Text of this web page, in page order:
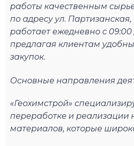
работы качественным
по адресу ул.
работает ежедневно с 09:00
предлагая клиентам
закупок.
Основные направления
«Геохимстрой»
переработке и реализации
материалов, которые